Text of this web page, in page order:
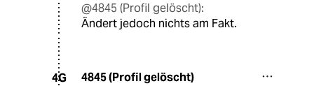
@4845 (Profil gelöscht):
Ändert jedoch nichts am Fakt.
4G 4845 (Profil gelöscht)